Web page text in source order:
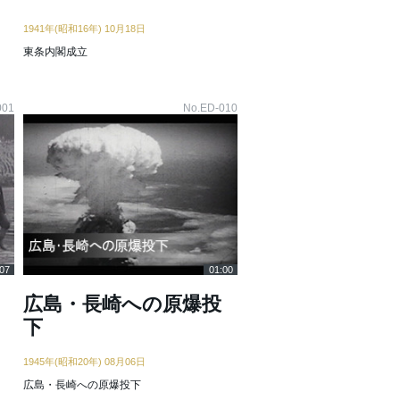
1941年(昭和16年) 10月18日
東条内閣成立
No.ED-010
01:00
広島・長崎への原爆投
下
1945年(昭和20年) 08月06日
広島・長崎への原爆投下